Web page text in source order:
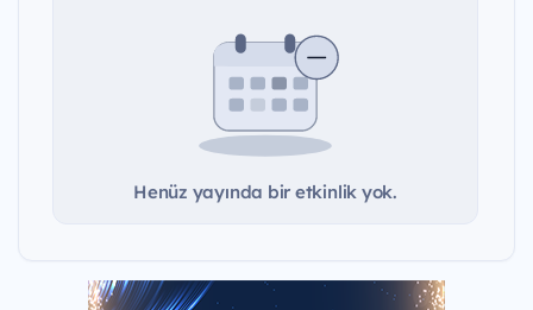
Henüz yayında bir etkinlik yok.